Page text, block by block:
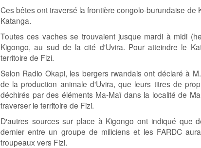
Ces bêtes ont traversé la frontière congolo-burundaise de
Katanga.
Toutes ces vaches se trouvaient jusque mardi à midi
Kigongo, au sud de la cité d'Uvira. Pour atteindre le
territoire de Fizi.
Selon Radio Okapi, les bergers rwandais ont déclaré à
de la production animale d'Uvira, que leurs titres de
déchirés par des éléments Ma-Maï dans la localité de
traverser le territoire de Fizi.
D'autres sources sur place à Kigongo ont indiqué que
dernier entre un groupe de miliciens et les FARDC
troupeaux vers Fizi.